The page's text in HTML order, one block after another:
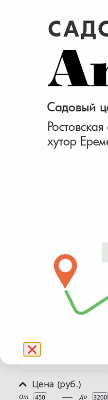
❌
Дейция
Дерен
Жимолость
Калина
Кизильник
Клен
Лещина
Скумпия
Смородина
Форзиция
Чубушник
Цена (руб.)
От До